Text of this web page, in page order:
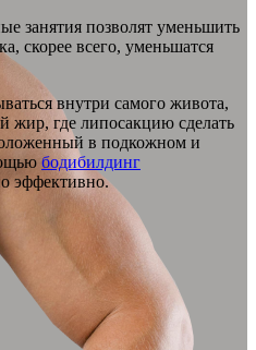
занятия позволят уменьшить
скорее всего, уменьшатся
внутри самого живота,
жир, где липосакцию сделать
в подкожном и
бодибилдинг
эффективно.